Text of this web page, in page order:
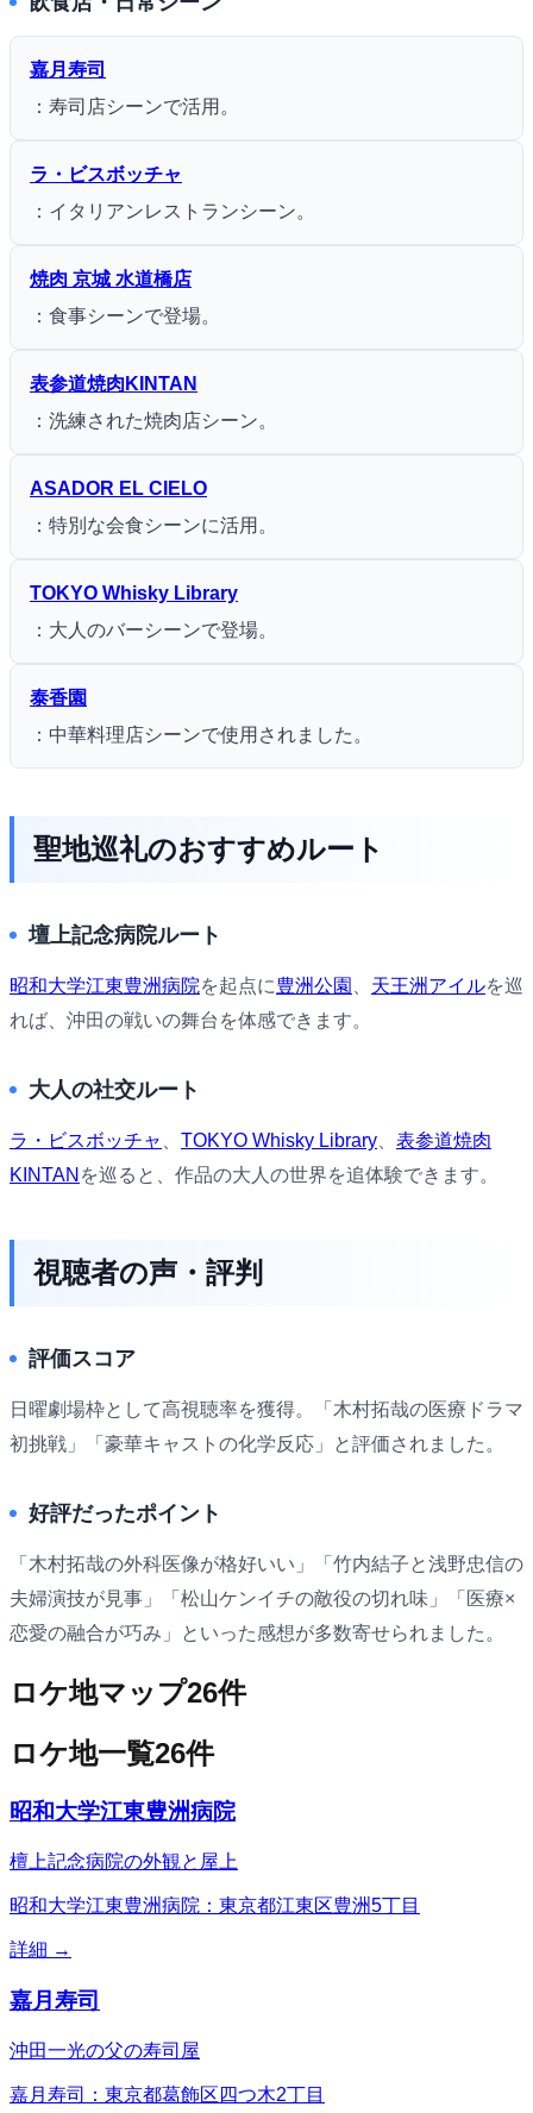
嘉月寿司
：寿司店シーンで活用。
ラ・ビスボッチャ
：イタリアンレストランシーン。
焼肉 京城 水道橋店
：食事シーンで登場。
表参道焼肉KINTAN
：洗練された焼肉店シーン。
ASADOR EL CIELO
：特別な会食シーンに活用。
TOKYO Whisky Library
：大人のバーシーンで登場。
泰香園
：中華料理店シーンで使用されました。
聖地巡礼のおすすめルート
壇上記念病院ルート
昭和大学江東豊洲病院を起点に豊洲公園 天王洲アイルを巡
れば、沖田の戦いの舞台を体感できます。
大人の社交ルート
ラ・ビスボッチャ TOKYO Whisky Library
表参道焼肉
KINTAN を巡ると、作品の大人の世界を追体験できます。
視聴者の声・評判
評価スコア
日曜劇場枠として高視聴率を獲得。「木村拓哉の医療ドラマ
初挑戦」「豪華キャストの化学反応」と評価されました。
好評だったポイント
「木村拓哉の外科医像が格好いい」「竹内結子と浅野忠信の
夫婦演技が見事」「松山ケンイチの敵役の切れ味」「医療×
恋愛の融合が巧み」といった感想が多数寄せられました。
ロケ地マップ26件
ロケ地一覧26件
昭和大学江東豊洲病院
檀上記念病院の外観と屋上
昭和大学江東豊洲病院：東京都江東区豊洲5丁目
詳細 →
嘉月寿司
沖田一光の父の寿司屋
嘉月寿司：東京都葛飾区四つ木2丁目